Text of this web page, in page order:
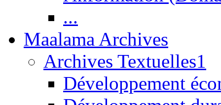
...
Maalama Archives
Archives Textuelles1
Développement